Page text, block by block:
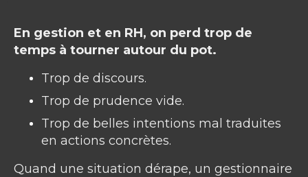
En gestion et en RH, on perd trop de
temps à tourner autour du pot.
Trop de discours.
Trop de prudence vide.
Trop de belles intentions mal traduites
en actions concrètes.
Quand une situation dérape, un gestionnaire